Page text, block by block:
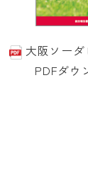
大阪ソー
PDFダウ